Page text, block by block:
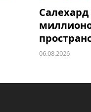
Салехард
06.08.2026